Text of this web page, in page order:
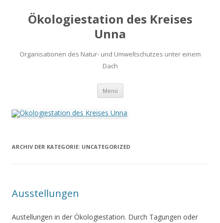
Ökologiestation des Kreises
Unna
Organisationen des Natur- und Umweltschutzes unter einem
Dach
Menü Zum
springen
ARCHIV DER KATEGORIE: UNCATEGORIZED
Ausstellungen
Austellungen in der Ökologiestation. Durch Tagungen oder